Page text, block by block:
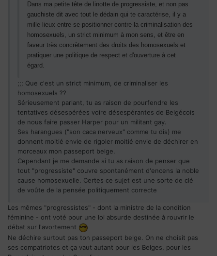
Dans ma petite tête de linotte de progressiste, et non pas
gauchiste dit avec tout le dédain qui te caractérise, il y a
mille lieux entre se positionner contre la criminalisation des
homosexuels, un strict minimum à mon sens, et être en
faveur très concrètement des droits des homosexuels et
pratiquer une politique de respect et d'ouverture à cet
égard.
;;; Que c'est un strict minimum, de criminaliser les
homosexuels ??
Sérieusement parlant, tu as raison de pourfendre les
tentatives désespérées voire désespérantes de Belgécois
de nous faire passer Harper pour un militant gay.
Ses harangues ("son caca nerveux" comme tu dis) me
donnent moitié envie de rigoler moitié envie de déchirer en
morceaux mon passeport belge.
Cependant je me demande si tu as raison de penser que
tout "progressiste" couvre spontanément d'encens la noble
cause homosexuelle. Certes ce sujet est une sorte de clé
de voûte de la pensée politiquement correcte
Les mêmes "progressistes" - dont la ministre de la condition
féminine - ont voté pour une loi absurde destinée à rouvrir le
débat sur l'avortement
Ne déchire surtout pas ton passeport belge. On ne choisit pas
ses compatriotes et ça vaut autant pour les Belges, pour les